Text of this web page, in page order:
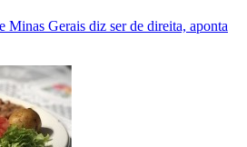
Minas Gerais diz ser de direita, aponta